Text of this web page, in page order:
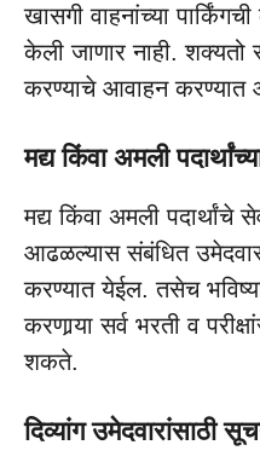
खासगी वाहनांच्या
केली जाणार नाही. शक्यतो
करण्याचे आवाहन
मद्य किंवा अमली
मद्य किंवा अमली पदार्थांचे
आढळल्यास संबंधित
करण्यात येईल. तसेच
करणार्‍या सर्व भरती व
शकते.
दिव्यांग उमेदवारांसाठी